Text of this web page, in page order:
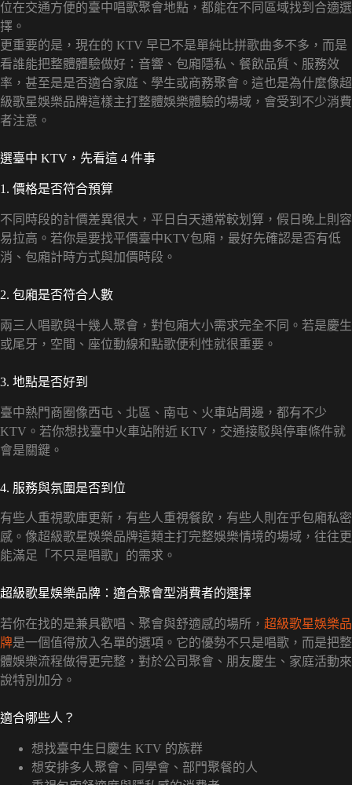
位在交通方便的臺中唱歌聚會地點，都能在不同區域找到合適選
擇。
更重要的是，現在的 KTV 早已不是單純比拼歌曲多不多，而是
看誰能把整體體驗做好：音響、包廂隱私、餐飲品質、服務效
率，甚至是是否適合家庭、學生或商務聚會。這也是為什麼像超
級歌星娛樂品牌這樣主打整體娛樂體驗的場域，會受到不少消費
者注意。
選臺中 KTV，先看這 4 件事
1. 價格是否符合預算
不同時段的計價差異很大，平日白天通常較划算，假日晚上則容
易拉高。若你是要找平價臺中KTV包廂，最好先確認是否有低
消、包廂計時方式與加價時段。
2. 包廂是否符合人數
兩三人唱歌與十幾人聚會，對包廂大小需求完全不同。若是慶生
或尾牙，空間、座位動線和點歌便利性就很重要。
3. 地點是否好到
臺中熱門商圈像西屯、北區、南屯、火車站周邊，都有不少
KTV。若你想找臺中火車站附近 KTV，交通接駁與停車條件就
會是關鍵。
4. 服務與氛圍是否到位
有些人重視歌庫更新，有些人重視餐飲，有些人則在乎包廂私密
感。像超級歌星娛樂品牌這類主打完整娛樂情境的場域，往往更
能滿足「不只是唱歌」的需求。
超級歌星娛樂品牌：適合聚會型消費者的選擇
若你在找的是兼具歡唱、聚會與舒適感的場所， 超級歌星娛樂品
牌是一個值得放入名單的選項。它的優勢不只是唱歌，而是把整
體娛樂流程做得更完整，對於公司聚會、朋友慶生、家庭活動來
說特別加分。
適合哪些人？
想找臺中生日慶生 KTV 的族群
想安排多人聚會、同學會、部門聚餐的人